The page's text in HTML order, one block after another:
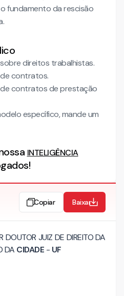
fundamento da rescisão
direitos trabalhistas.
contratos.
contratos de prestação
específico, mande um
INTELIGÊNCIA
Copiar Baixar
DOUTOR JUIZ DE DIREITO DA
DA CIDADE - UF